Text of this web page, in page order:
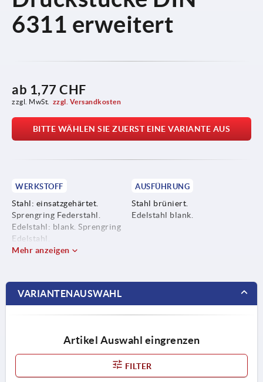
6311 erweitert
ab 1,77 CHF
zzgl. MwSt. zzgl. Versandkosten
BITTE WÄHLEN SIE ZUERST EINE VARIANTE AUS
WERKSTOFF
Stahl: einsatzgehärtet.
Sprengring Federstahl.
Edelstahl: blank. Sprengring
Edelstahl.
AUSFÜHRUNG
Stahl brüniert.
Edelstahl blank.
Mehr anzeigen
VARIANTENAUSWAHL
Artikel Auswahl eingrenzen
FILTER